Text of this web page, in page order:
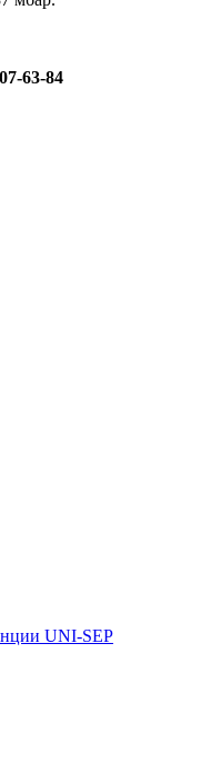
63-84
UNI-SEP